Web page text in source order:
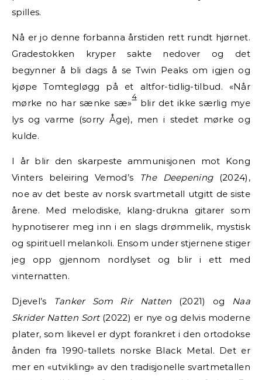
spilles.
Nå er jo denne forbanna årstiden rett rundt hjørnet.
Gradestokken kryper sakte nedover og det
begynner å bli dags å se Twin Peaks om igjen og
kjøpe Tomtegløgg på et altfor-tidlig-tilbud. «Når
mørke no har sænke sæ»
4
blir det ikke særlig mye
lys og varme (sorry Åge), men i stedet mørke og
kulde.
I år blir den skarpeste ammunisjonen mot Kong
Vinters beleiring Vemod’s
The Deepening(2024),
noe av det beste av norsk svartmetall utgitt de siste
årene. Med melodiske, klang-drukna gitarer som
hypnotiserer meg inn i en slags drømmelik, mystisk
og spirituell melankoli. Ensom under stjernene stiger
jeg opp gjennom nordlyset og blir i ett med
vinternatten.
Djevel’s Tanker Som Rir Natten (2021) og
Naa
Skrider Natten Sort(2022) er nye og delvis moderne
plater, som likevel er dypt forankret i den ortodokse
ånden fra 1990-tallets norske Black Metal. Det er
mer en «utvikling» av den tradisjonelle svartmetallen